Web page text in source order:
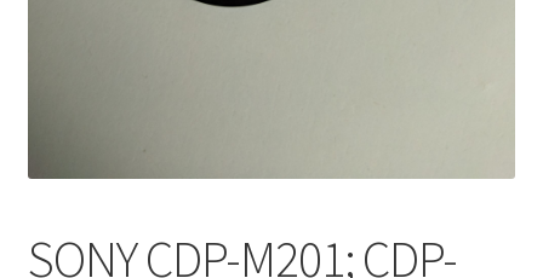
SONY CDP-M201; CDP-